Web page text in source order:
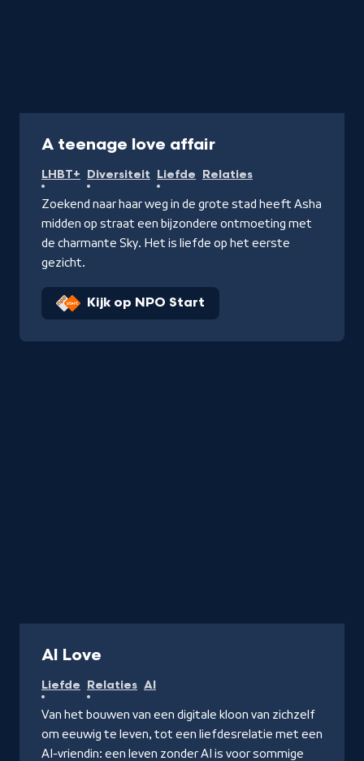
A teenage love affair
LHBT+ Diversiteit Liefde Relaties
Zoekend naar haar weg in de grote stad heeft Asha
midden op straat een bijzondere ontmoeting met
de charmante Sky. Het is liefde op het eerste
gezicht.
Kijk op NPO Start
AI Love
Liefde Relaties AI
Van het bouwen van een digitale kloon van zichzelf
om eeuwig te leven, tot een liefdesrelatie met een
AI-vriendin: een leven zonder AI is voor sommige